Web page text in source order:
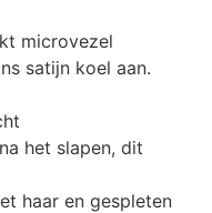
microvezel
satijn koel aan.
het slapen, dit
haar en gespleten